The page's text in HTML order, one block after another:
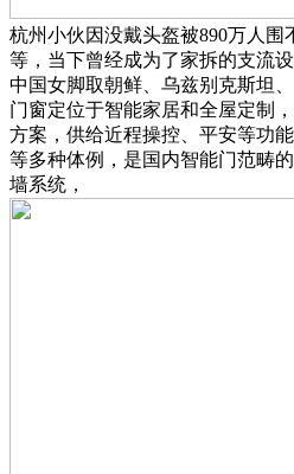
杭州小伙因没戴头盔被890万人围
等，当下曾经成为了家拆的支流
中国女脚取朝鲜、乌兹别克斯坦
门窗定位于智能家居和全屋定制
方案，供给近程操控、平安等功
等多种体例，是国内智能门范畴
墙系统，